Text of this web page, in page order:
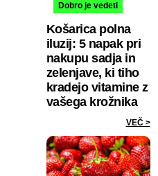
Dobro je vedeti
Košarica polna
iluzij: 5 napak pri
nakupu sadja in
zelenjave, ki tiho
kradejo vitamine z
vašega krožnika
VEČ >